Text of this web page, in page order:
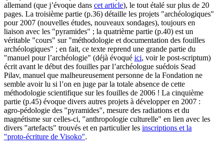
allemand (que j’évoque dans cet article), le tout étalé sur plus de 20
pages. La troisième partie (p.36) détaille les projets "archéologiques"
pour 2007 (nouvelles études, nouveaux sondages), toujours en
liaison avec les "pyramides" ; la quatrième partie (p.40) est un
véritable "cours" sur "méthodologie et documentation des fouilles
archéologiques" ; en fait, ce texte reprend une grande partie du
"manuel pour l’archéologie" (déjà évoqué ici, voir le post-scriptum)
écrit avant le début des fouilles par l’archéologue suédois Sead
Pilav, manuel que malheureusement personne de la Fondation ne
semble avoir lu si l’on en juge par la totale absence de cette
méthodologie scientifique sur les fouilles de 2006 ! La cinquième
partie (p.45) évoque divers autres projets à développer en 2007 :
agro-pédologie des "pyramides", mesure des radiations et du
magnétisme sur celles-ci, "anthropologie culturelle" en lien avec les
divers "artefacts" trouvés et en particulier les inscriptions et la
"proto-écriture de Visoko".